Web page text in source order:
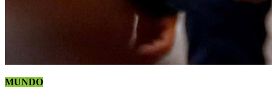
MUNDO